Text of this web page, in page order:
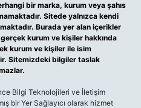
bir marka, kurum veya şahıs
Sitede yalnızca kendi
Burada yer alan içerikler
kurum ve kişiler hakkında
kurum ve kişiler ile isim
Sitemizdeki bilgiler taslak
Bilgi Teknolojileri ve İletişim
bir Yer Sağlayıcı olarak hizmet